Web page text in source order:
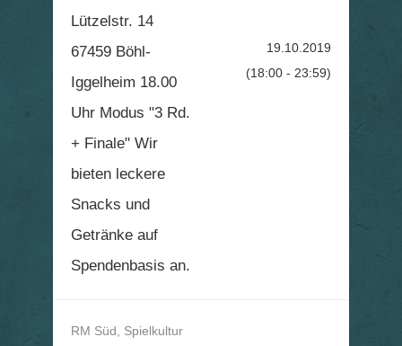
Lützelstr. 14
67459 Böhl-
Iggelheim 18.00
Uhr Modus "3 Rd.
+ Finale" Wir
bieten leckere
Snacks und
Getränke auf
Spendenbasis an.
19.10.2019
(18:00 - 23:59)
RM Süd, Spielkultur